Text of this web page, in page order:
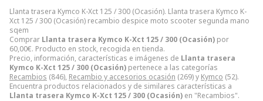
Llanta trasera Kymco K-Xct 125 / 300 (Ocasión). Llanta trasera Kymco K-
Xct 125 / 300 (Ocasión) recambio despice moto scooter segunda mano
sqem
Comprar Llanta trasera Kymco K-Xct 125 / 300 (Ocasión) por
60,00€. Producto en stock, recogida en tienda.
Precio, información, características e imágenes de Llanta trasera
Kymco K-Xct 125 / 300 (Ocasión) pertenece a las categorías
Recambios (846), Recambio y accesorios ocasión (269) y Kymco (52).
Encuentra productos relacionados y de similares características a
Llanta trasera Kymco K-Xct 125 / 300 (Ocasión) en "Recambios".